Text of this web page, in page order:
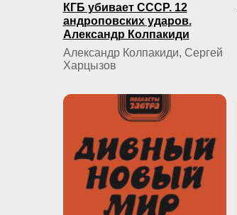
КГБ yбивaeт СССР. 12
андроповских ударов.
Александр Колпакиди
Александр Колпакиди, Сергей
Харцызов